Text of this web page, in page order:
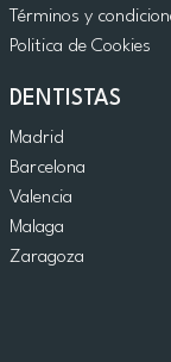
Términos y
Politica de Cookies
DENTISTAS
Madrid
Barcelona
Valencia
Malaga
Zaragoza